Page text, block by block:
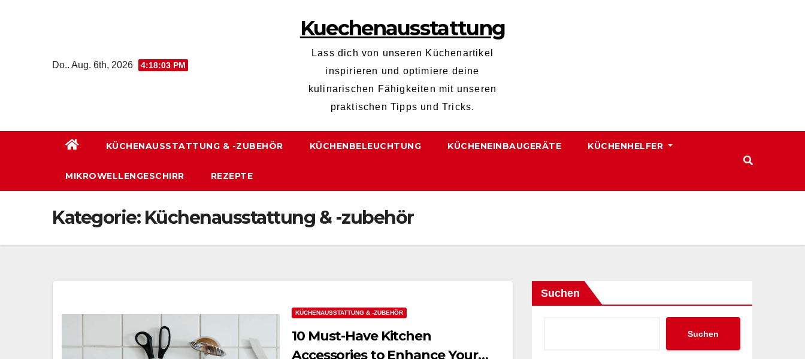
Do.. Aug. 6th, 2026 4:18:04 PM
Kuechenausstattung
Lass dich von unseren Küchenartikel
inspirieren und optimiere deine
kulinarischen Fähigkeiten mit unseren
praktischen Tipps und Tricks.
KÜCHENAUSSTATTUNG & -ZUBEHÖR KÜCHENBELEUCHTUNG KÜCHENEINBAUGERÄTE KÜCHENHELFER
MIKROWELLENGESCHIRR REZEPTE
Kategorie: Küchenausstattung & -zubehör
KÜCHENAUSSTATTUNG & -ZUBEHÖR
10 Must-Have Kitchen
Accessories to Enhance Your
Suchen
Suchen